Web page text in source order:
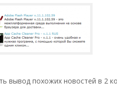
вывод похожих новостей в 2